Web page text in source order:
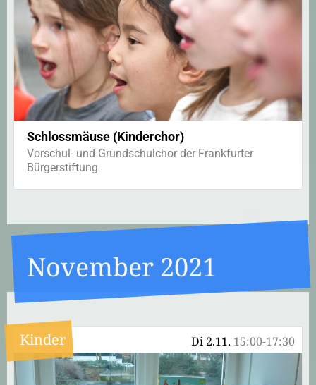
Schlossmäuse (Kinderchor)
Vorschul- und Grundschulchor der Frankfurter
Bürgerstiftung
November 2021
Di 2.11. 15:00-17:30
Kinder